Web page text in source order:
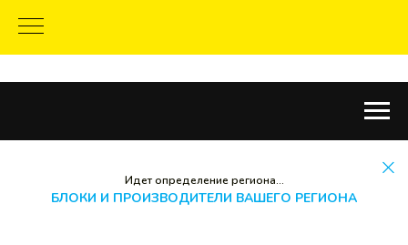
Идет определение региона...
БЛОКИ И ПРОИЗВОДИТЕЛИ ВАШЕГО РЕГИОНА